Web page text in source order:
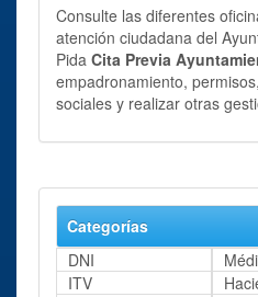
Consulte las diferentes
atención ciudadana del
Pida Cita Previa
empadronamiento,
sociales y realizar otras
Categorías
DNI
ITV